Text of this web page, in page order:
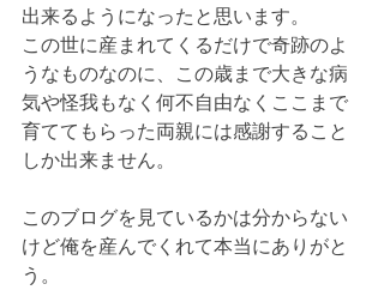
出来るようになったと思います。
この世に産まれてくるだけで奇跡のよ
うなものなのに、この歳まで大きな病
気や怪我もなく何不自由なくここまで
育ててもらった両親には感謝すること
しか出来ません。
このブログを見ているかは分からない
けど俺を産んでくれて本当にありがと
う。